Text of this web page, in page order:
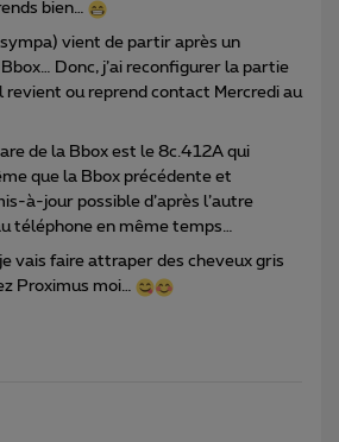
bien…
vient de partir après un
Donc, j’ai reconfigurer la partie
revient ou reprend contact Mercredi au
de la Bbox est le 8c.412A qui
que la Bbox précédente et
à-jour possible d’après l’autre
téléphone en même temps…
je vais faire attraper des cheveux gris
Proximus moi…